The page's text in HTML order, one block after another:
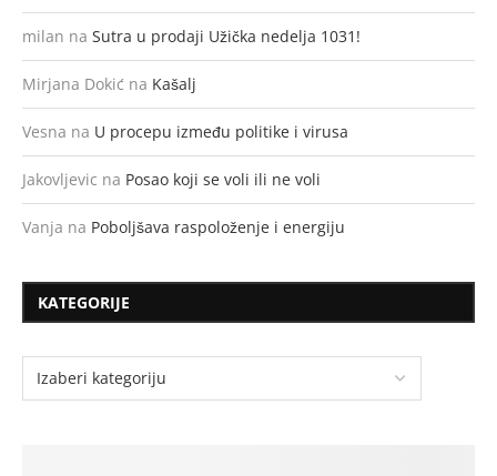
milan na Sutra u prodaji Užička nedelja 1031!
Mirjana Dokić na Kašalj
Vesna na U procepu između politike i virusa
Jakovljevic na Posao koji se voli ili ne voli
Vanja na Poboljšava raspoloženje i energiju
KATEGORIJE